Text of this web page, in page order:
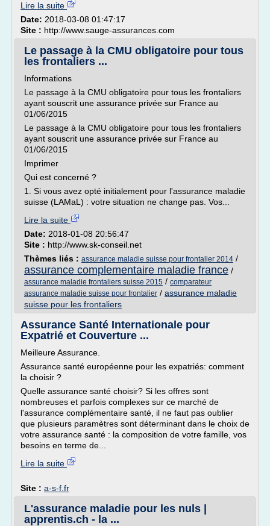
Lire la suite
Date: 2018-03-08 01:47:17
Site : http://www.sauge-assurances.com
Le passage à la CMU obligatoire pour tous
les frontaliers ...
Informations
Le passage à la CMU obligatoire pour tous les frontaliers
ayant souscrit une assurance privée sur France au
01/06/2015
Le passage à la CMU obligatoire pour tous les frontaliers
ayant souscrit une assurance privée sur France au
01/06/2015
Imprimer
Qui est concerné ?
1. Si vous avez opté initialement pour l'assurance maladie
suisse (LAMaL) : votre situation ne change pas. Vos...
Lire la suite
Date: 2018-01-08 20:56:47
Site : http://www.sk-conseil.net
Thèmes liés : assurance maladie suisse pour frontalier 2014 /
assurance complementaire maladie france /
assurance maladie frontaliers suisse 2015 / comparateur
assurance maladie suisse pour frontalier / assurance maladie
suisse pour les frontaliers
Assurance Santé Internationale pour
Expatrié et Couverture ...
Meilleure Assurance.
Assurance santé européenne pour les expatriés: comment
la choisir ?
Quelle assurance santé choisir? Si les offres sont
nombreuses et parfois complexes sur ce marché de
l'assurance complémentaire santé, il ne faut pas oublier
que plusieurs paramètres sont déterminant dans le choix de
votre assurance santé : la composition de votre famille, vos
besoins en terme de...
Lire la suite
Site : a-s-f.fr
L'assurance maladie pour les nuls |
apprentis.ch - la ...